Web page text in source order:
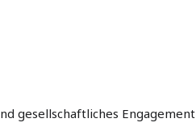
gesellschaftliches Engagement